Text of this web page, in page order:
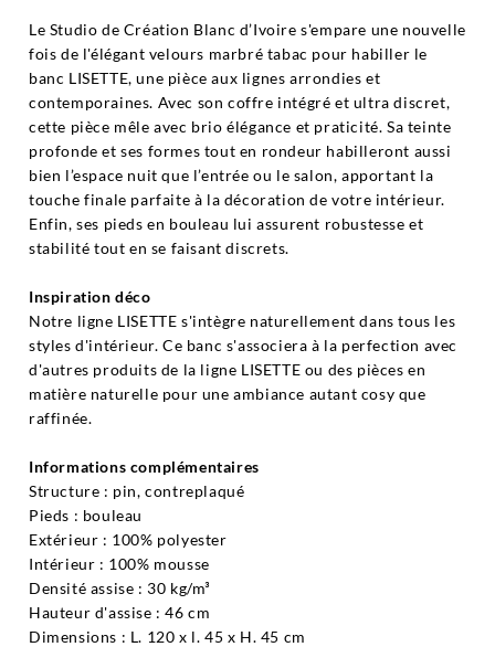
Le Studio de Création Blanc d’Ivoire s'empare une nouvelle
fois de l'élégant velours marbré tabac pour habiller le
banc LISETTE, une pièce aux lignes arrondies et
contemporaines. Avec son coffre intégré et ultra discret,
cette pièce mêle avec brio élégance et praticité. Sa teinte
profonde et ses formes tout en rondeur habilleront aussi
bien l’espace nuit que l’entrée ou le salon, apportant la
touche finale parfaite à la décoration de votre intérieur.
Enfin, ses pieds en bouleau lui assurent robustesse et
stabilité tout en se faisant discrets.
Inspiration déco
Notre ligne LISETTE s'intègre naturellement dans tous les
styles d'intérieur. Ce banc s'associera à la perfection avec
d'autres produits de la ligne LISETTE ou des pièces en
matière naturelle pour une ambiance autant cosy que
raffinée.
Informations complémentaires
Structure : pin, contreplaqué
Pieds : bouleau
Extérieur : 100% polyester
Intérieur : 100% mousse
Densité assise : 30 kg/m³
Hauteur d'assise : 46 cm
Dimensions : L. 120 x l. 45 x H. 45 cm